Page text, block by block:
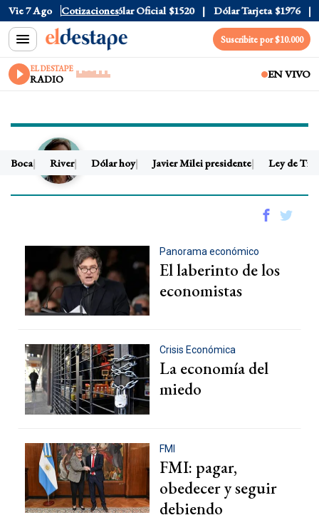
Vie 7 Ago CotizacionesDólar Oficial $1520 Dólar Tarjeta $1976
Suscribite por $10.000
EL DESTAPE
RADIO EN VIVO
Boca River Dólar hoy Javier Milei presidente Ley de
CLAUDIO SCALETTA
Panorama económico
El laberinto de los
economistas
Crisis Económica
La economía del
miedo
FMI
FMI: pagar,
obedecer y seguir
debiendo